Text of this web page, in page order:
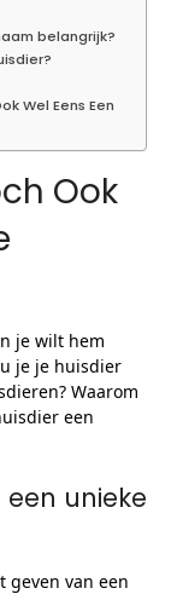
belangrijk?
Wel Eens Een
Ook
je wilt hem
je je huisdier
Waarom
een
unieke
geven van een